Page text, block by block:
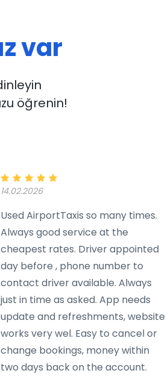
var
öğrenin!
14.02.2026
Used AirportTaxis so many times.
Always good service at the
cheapest rates. Driver appointed
day before , phone number to
contact driver available. Always
just in time as asked. App needs
update and refreshments, website
works very wel. Easy to cancel or
change bookings, money within
two days back on the account.